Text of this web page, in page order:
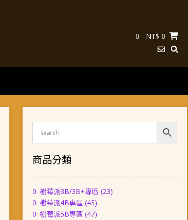
0 - NT$ 0
商品分類
0. 樹莓派3B/3B+專區 (23)
0. 樹莓派4B專區 (43)
0. 樹莓派5B專區 (47)